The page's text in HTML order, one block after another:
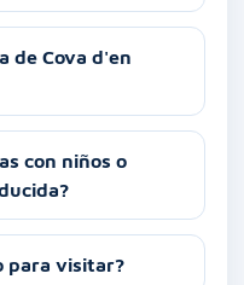
de Cova d'en
con niños o
para visitar?